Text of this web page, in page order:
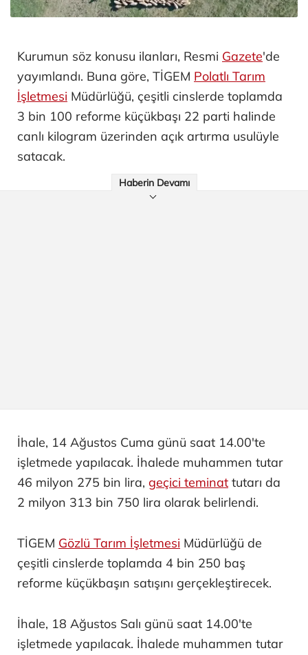
Kurumun söz konusu ilanları, Resmi Gazete'de
yayımlandı. Buna göre, TİGEM Polatlı Tarım
İşletmesi Müdürlüğü, çeşitli cinslerde toplamda
3 bin 100 reforme küçükbaşı 22 parti halinde
canlı kilogram üzerinden açık artırma usulüyle
satacak.
Haberin Devamı
İhale, 14 Ağustos Cuma günü saat 14.00'te
işletmede yapılacak. İhalede muhammen tutar
46 milyon 275 bin lira, geçici teminat tutarı da
2 milyon 313 bin 750 lira olarak belirlendi.
TİGEM Gözlü Tarım İşletmesi Müdürlüğü de
çeşitli cinslerde toplamda 4 bin 250 baş
reforme küçükbaşın satışını gerçekleştirecek.
İhale, 18 Ağustos Salı günü saat 14.00'te
işletmede yapılacak. İhalede muhammen tutar